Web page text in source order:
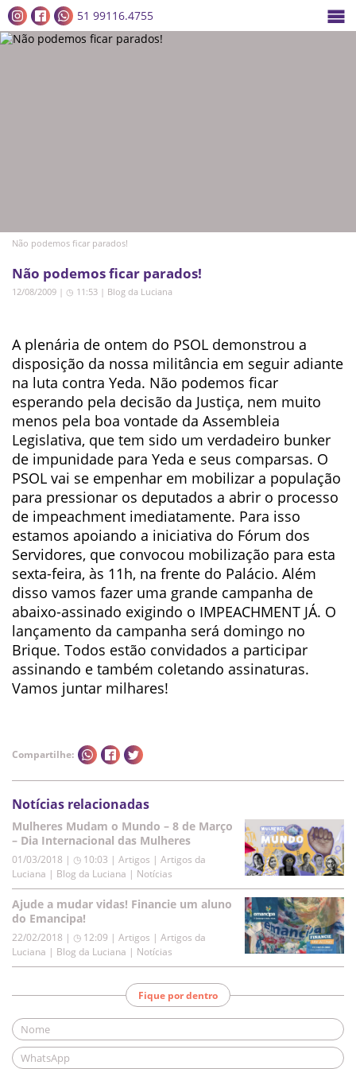
51 99116.4755
Não podemos ficar parados!
Não podemos ficar parados!
12/08/2009 | ◷ 11:53 | Blog da Luciana
A plenária de ontem do PSOL demonstrou a
disposição da nossa militância em seguir adiante
na luta contra Yeda. Não podemos ficar
esperando pela decisão da Justiça, nem muito
menos pela boa vontade da Assembleia
Legislativa, que tem sido um verdadeiro bunker
de impunidade para Yeda e seus comparsas. O
PSOL vai se empenhar em mobilizar a população
para pressionar os deputados a abrir o processo
de impeachment imediatamente. Para isso
estamos apoiando a iniciativa do Fórum dos
Servidores, que convocou mobilização para esta
sexta-feira, às 11h, na frente do Palácio. Além
disso vamos fazer uma grande campanha de
abaixo-assinado exigindo o IMPEACHMENT JÁ. O
lançamento da campanha será domingo no
Brique. Todos estão convidados a participar
assinando e também coletando assinaturas.
Vamos juntar milhares!
Compartilhe:
Notícias relacionadas
Mulheres Mudam o Mundo – 8 de Março
– Dia Internacional das Mulheres
01/03/2018 | ◷ 10:03 | Artigos | Artigos da
Luciana | Blog da Luciana | Notícias
Ajude a mudar vidas! Financie um aluno
do Emancipa!
22/02/2018 | ◷ 12:09 | Artigos | Artigos da
Luciana | Blog da Luciana | Notícias
Fique por dentro